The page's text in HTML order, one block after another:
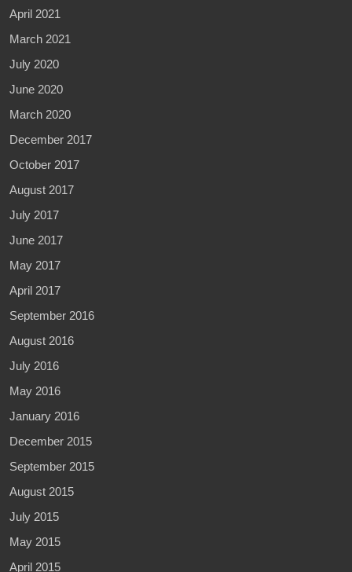
April 2021
March 2021
July 2020
June 2020
March 2020
December 2017
October 2017
August 2017
July 2017
June 2017
May 2017
April 2017
September 2016
August 2016
July 2016
May 2016
January 2016
December 2015
September 2015
August 2015
July 2015
May 2015
April 2015